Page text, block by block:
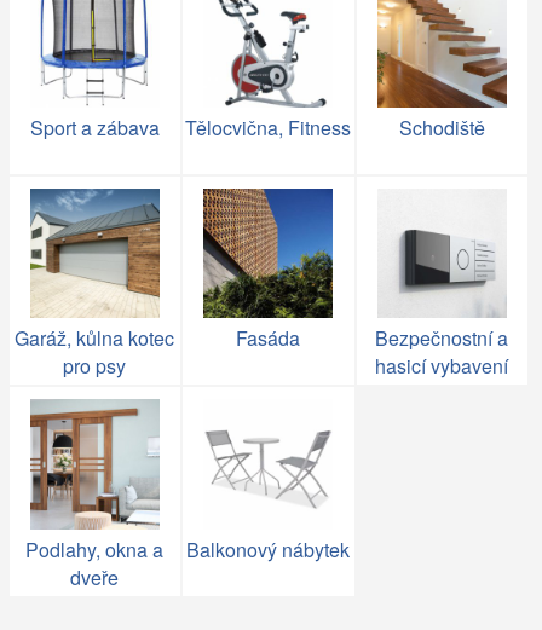
Sport a zábava Tělocvična, Fitness Schodiště
Garáž, kůlna kotec
pro psy
Fasáda
Bezpečnostní a
hasicí vybavení
Podlahy, okna a
dveře
Balkonový nábytek